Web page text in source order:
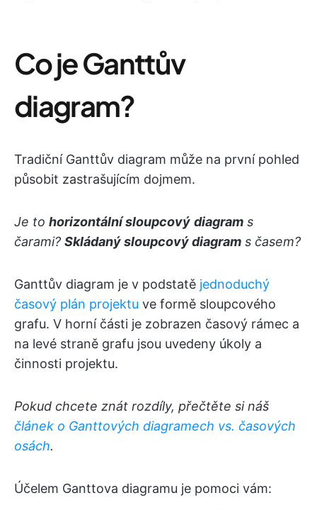
Co je Ganttův
diagram?
Tradiční Ganttův diagram může na první pohled
působit zastrašujícím dojmem.
Je to horizontální sloupcový diagram s
čarami? Skládaný sloupcový diagram s časem?
Ganttův diagram je v podstatě jednoduchý
časový plán projektu ve formě sloupcového
grafu. V horní části je zobrazen časový rámec a
na levé straně grafu jsou uvedeny úkoly a
činnosti projektu.
Pokud chcete znát rozdíly, přečtěte si náš
článek o Ganttových diagramech vs. časových
osách.
Účelem Ganttova diagramu je pomoci vám: